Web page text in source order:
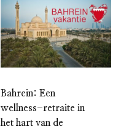
Bahrein: Een
wellness-retraite in
het hart van de